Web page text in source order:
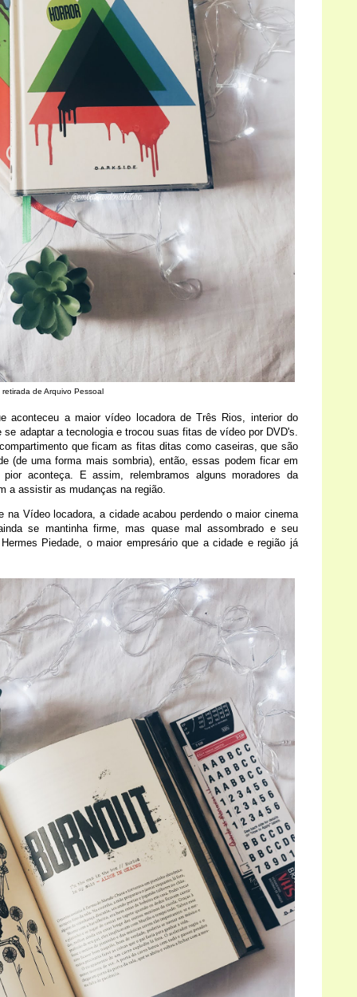
retirada de Arquivo Pessoal
aconteceu a maior vídeo locadora de Três Rios, interior do
adaptar a tecnologia e trocou suas fitas de vídeo por DVD's.
que ficam as fitas ditas como caseiras, que são
(de uma forma mais sombria), então, essas podem ficar em
aconteça. E assim, relembramos alguns moradores da
a assistir as mudanças na região.
Vídeo locadora, a cidade acabou perdendo o maior cinema
se mantinha firme, mas quase mal assombrado e seu
Piedade, o maior empresário que a cidade e região já